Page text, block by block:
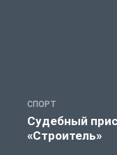
СПОРТ
Судебный
«Строитель»